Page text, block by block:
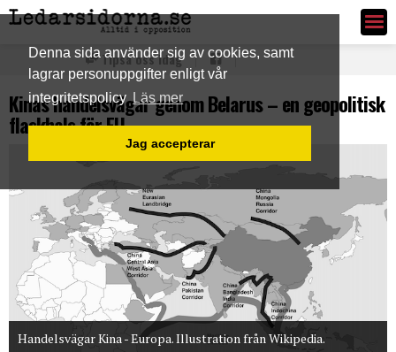
Denna sida använder sig av cookies, samt
lagrar personuppgifter enligt vår
integritetspolicyLäs mer
Jag accepterar
Ledarsidorna.se
Tipsa oss idag
Kinas handelsvägar genom Belarus – en geopolitisk
flaskhals för EU
Handelsvägar Kina - Europa. Illustration från Wikipedia.